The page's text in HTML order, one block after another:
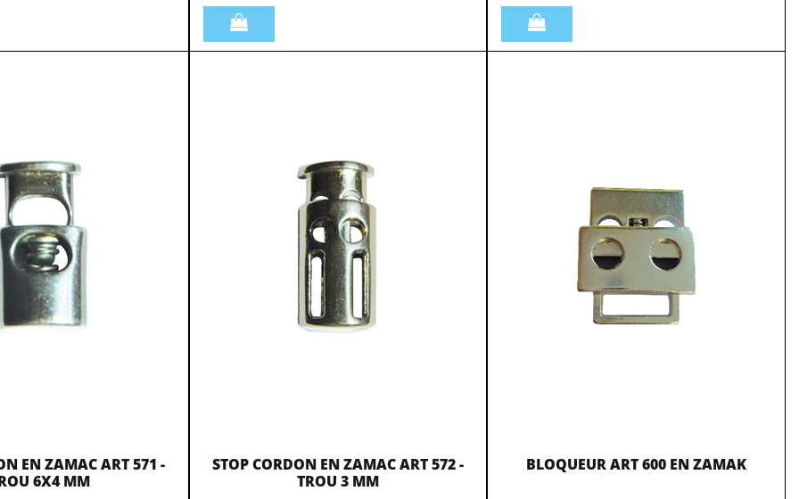
Quantità Quantità
EN ZAMAC ART 571 -
6X4 MM
STOP CORDON EN ZAMAC ART 572 -
TROU 3 MM
BLOQUEUR ART 600 EN ZAMAK